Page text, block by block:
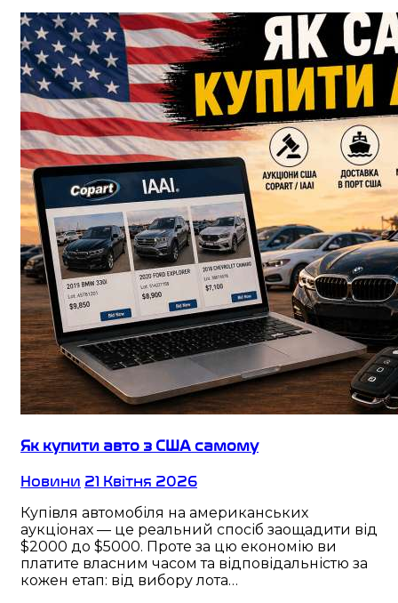
Як купити авто з США самому
Новини 21 Квітня 2026
Купівля автомобіля на американських
аукціонах — це реальний спосіб заощадити від
$2000 до $5000. Проте за цю економію ви
платите власним часом та відповідальністю за
кожен етап: від вибору лота…